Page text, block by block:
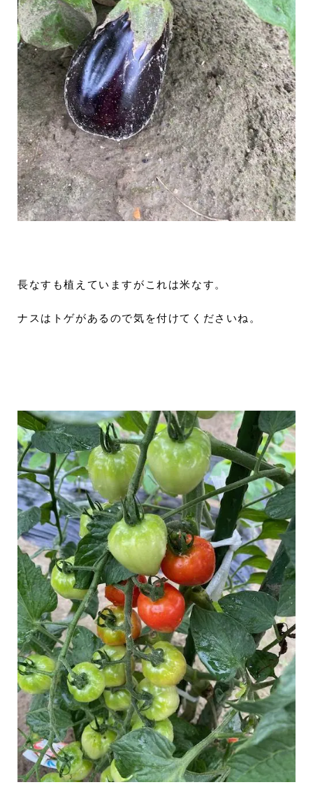
長なすも植えていますがこれは米なす。
ナスはトゲがあるので気を付けてくださいね。